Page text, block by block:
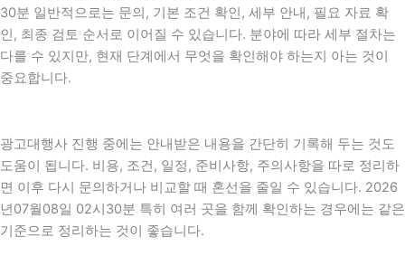
30분 일반적으로는 문의, 기본 조건 확인, 세부 안내, 필요 자료 확
인, 최종 검토 순서로 이어질 수 있습니다. 분야에 따라 세부 절차는
다를 수 있지만, 현재 단계에서 무엇을 확인해야 하는지 아는 것이
중요합니다.
광고대행사 진행 중에는 안내받은 내용을 간단히 기록해 두는 것도
도움이 됩니다. 비용, 조건, 일정, 준비사항, 주의사항을 따로 정리하
면 이후 다시 문의하거나 비교할 때 혼선을 줄일 수 있습니다. 2026
년07월08일 02시30분 특히 여러 곳을 함께 확인하는 경우에는 같은
기준으로 정리하는 것이 좋습니다.